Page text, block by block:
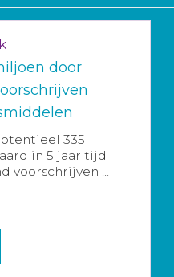
door
335
in 5 jaar tijd
voorschrijven ...